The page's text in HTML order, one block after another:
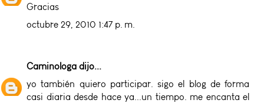
Gracias
octubre 29, 2010 1:47 p. m.
Caminologa dijo...
yo también quiero participar. sigo el blog de forma
casi diaria desde hace ya...un tiempo. me encanta el